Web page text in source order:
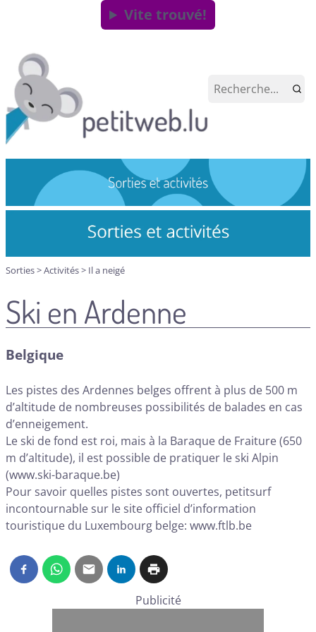
Vite trouvé!
Sorties>Activités> Il a neigé
Ski en Ardenne
Belgique
Les pistes des Ardennes belges offrent à plus de 500 m
d’altitude de nombreuses possibilités de balades en cas
d’enneigement.
Le ski de fond est roi, mais à la Baraque de Fraiture (650
m d’altitude), il est possible de pratiquer le ski Alpin
(www.ski-baraque.be)
Pour savoir quelles pistes sont ouvertes, petitsurf
incontournable sur le site officiel d’information
touristique du Luxembourg belge: www.ftlb.be
Publicité